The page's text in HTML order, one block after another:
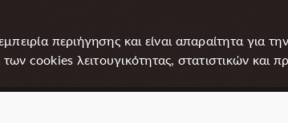
περιήγησης και είναι απαραίτητα για
cookies λειτουγικότητας, στατιστικών και